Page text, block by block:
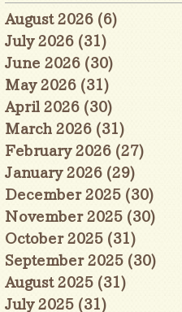
August 2026 (6)
July 2026 (31)
June 2026 (30)
May 2026 (31)
April 2026 (30)
March 2026 (31)
February 2026 (27)
January 2026 (29)
December 2025 (30)
November 2025 (30)
October 2025 (31)
September 2025 (30)
August 2025 (31)
July 2025 (31)